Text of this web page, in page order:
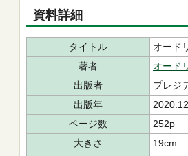
資料詳細
タイトル
オード
著者
オード
出版者
プレジ
出版年
2020.12
ページ数
252p
大きさ
19cm